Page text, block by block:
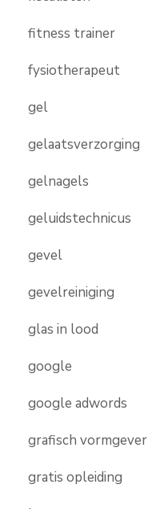
fitness trainer
fysiotherapeut
gel
gelaatsverzorging
gelnagels
geluidstechnicus
gevel
gevelreiniging
glas in lood
google
google adwords
grafisch vormgever
gratis opleiding